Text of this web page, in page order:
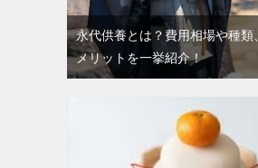
永代供養とは？費用相場や種類
メリットを一挙紹介！